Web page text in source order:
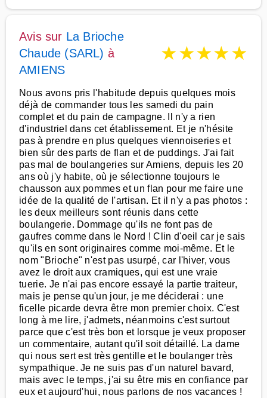
Avis sur La Brioche
Chaude (SARL) à
AMIENS
★★★★★
Nous avons pris l'habitude depuis quelques mois
déjà de commander tous les samedi du pain
complet et du pain de campagne. Il n'y a rien
d'industriel dans cet établissement. Et je n'hésite
pas à prendre en plus quelques viennoiseries et
bien sûr des parts de flan et de puddings. J'ai fait
pas mal de boulangeries sur Amiens, depuis les 20
ans où j'y habite, où je sélectionne toujours le
chausson aux pommes et un flan pour me faire une
idée de la qualité de l'artisan. Et il n'y a pas photos :
les deux meilleurs sont réunis dans cette
boulangerie. Dommage qu'ils ne font pas de
gaufres comme dans le Nord ! Clin d'oeil car je sais
qu'ils en sont originaires comme moi-même. Et le
nom "Brioche" n'est pas usurpé, car l'hiver, vous
avez le droit aux cramiques, qui est une vraie
tuerie. Je n'ai pas encore essayé la partie traiteur,
mais je pense qu'un jour, je me déciderai : une
ficelle picarde devra être mon premier choix. C'est
long à me lire, j'admets, néanmoins c'est surtout
parce que c'est très bon et lorsque je veux proposer
un commentaire, autant qu'il soit détaillé. La dame
qui nous sert est très gentille et le boulanger très
sympathique. Je ne suis pas d'un naturel bavard,
mais avec le temps, j'ai su être mis en confiance par
eux et aujourd'hui, nous parlons de nos vacances !